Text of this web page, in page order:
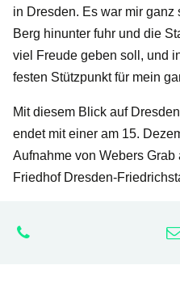
in Dresden. Es war mir
Berg hinunter fuhr und die
viel Freude geben soll, und
festen Stützpunkt für mein
Mit diesem Blick auf
endet mit einer am 15.
Aufnahme von Webers
Friedhof Dresden-